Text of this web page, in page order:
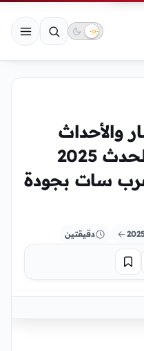
والأحداث
مباشرة تردد قناة الحدث 2025
سات بجودة
دقيقتين
حفظ